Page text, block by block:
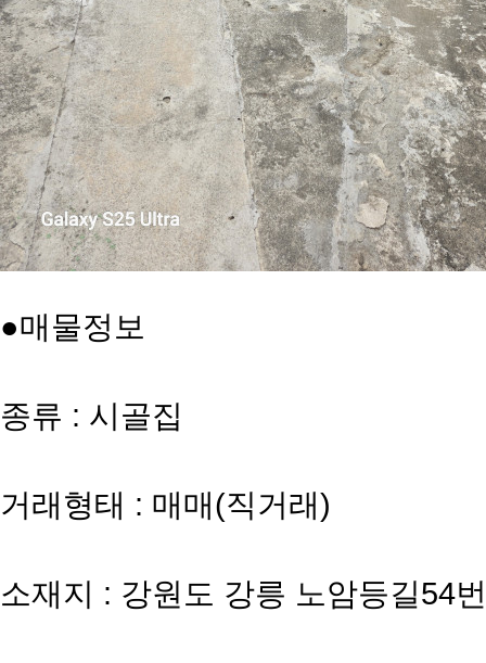
●매물정보
종류 : 시골집
거래형태 : 매매(직거래)
소재지 : 강원도 강릉 노암등길54